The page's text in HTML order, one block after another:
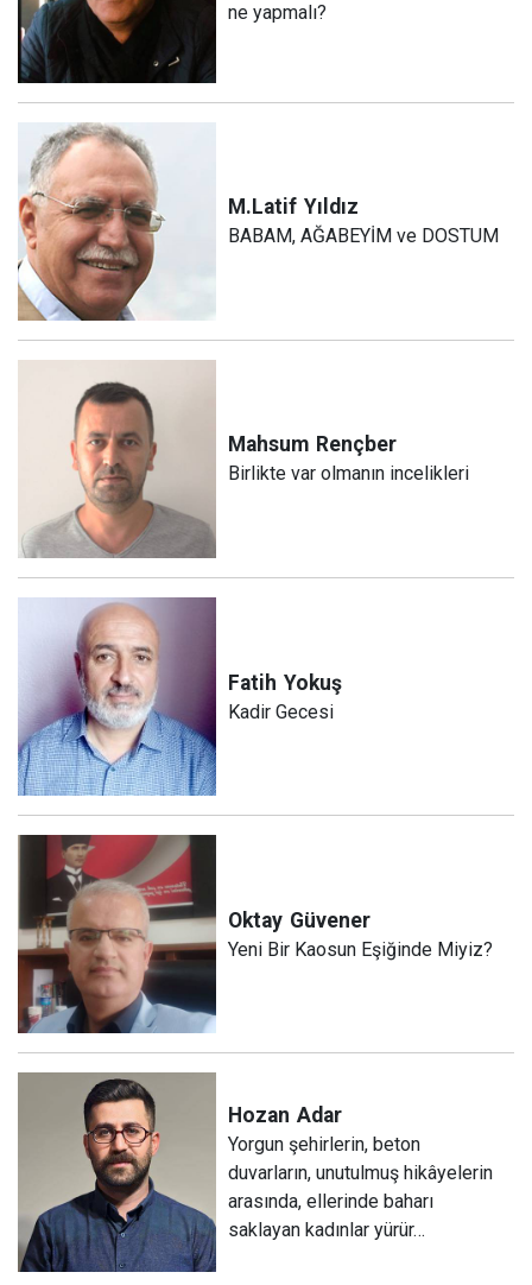
ne yapmalı?
M.Latif Yıldız
BABAM, AĞABEYİM ve DOSTUM
Mahsum Rençber
Birlikte var olmanın incelikleri
Fatih Yokuş
Kadir Gecesi
Oktay Güvener
Yeni Bir Kaosun Eşiğinde Miyiz?
Hozan Adar
Yorgun şehirlerin, beton
duvarların, unutulmuş hikâyelerin
arasında, ellerinde baharı
saklayan kadınlar yürür…